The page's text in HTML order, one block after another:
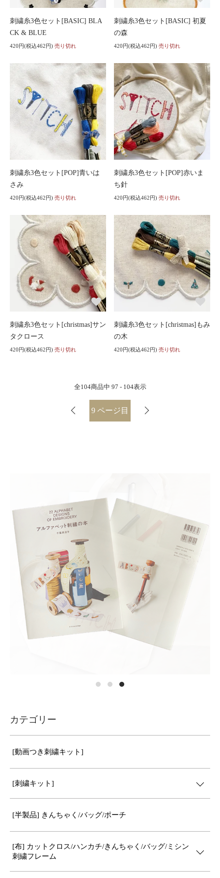
刺繍糸3色セット[BASIC] BLA
CK & BLUE
420円(税込462円) 売り切れ
刺繍糸3色セット[BASIC] 初夏
の森
420円(税込462円) 売り切れ
刺繍糸3色セット[POP]青いは
さみ
420円(税込462円) 売り切れ
刺繍糸3色セット[POP]赤いま
ち針
420円(税込462円) 売り切れ
刺繍糸3色セット[christmas]サン
タクロース
420円(税込462円) 売り切れ
刺繍糸3色セット[christmas]もみ
の木
420円(税込462円) 売り切れ
全104商品中 97 - 104表示
9 ページ目
カテゴリー
[動画つき刺繍キット]
[刺繍キット]
[半製品] きんちゃく/バッグ/ポーチ
[布] カットクロス/ハンカチ/きんちゃく/バッグ/ミシン
刺繍フレーム